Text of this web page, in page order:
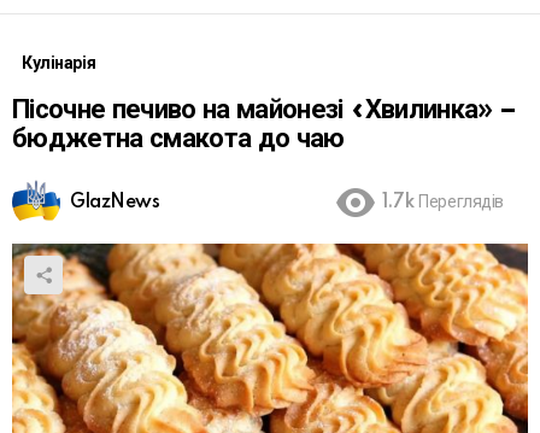
Кулінарія
Пісочне печиво на майонезі «Хвилинка» –
бюджетна смакота до чаю
GlazNews 1.7k Переглядів